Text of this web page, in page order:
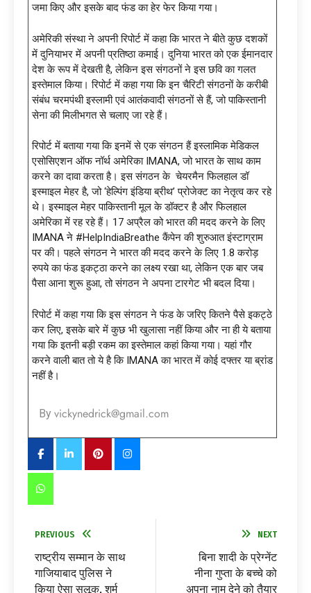
जमा किए और इसके बाद फंड का हेर फेर किया गया।
अमेरिकी संस्था ने अपनी रिपोर्ट में कहा कि भारत ने बीते कुछ दशकों
में दुनियाभर में अपनी प्रतिष्ठा कमाई। दुनिया भारत को एक ईमानदार
देश के रूप में देखती है, लेकिन इस संगठनों ने इस छवि का गलत
इस्तेमाल किया। रिपोर्ट में कहा गया कि इन चैरिटी संगठनों के करीबी
संबंध चरमपंथी इस्लामी एवं आतंकवादी संगठनों से हैं, जो पाकिस्तानी
सेना की मिलीभगत से चलाए जा रहे हैं।
रिपोर्ट में बताया गया कि इनमें से एक संगठन हैं इस्लामिक मेडिकल
एसोसिएशन ऑफ नॉर्थ अमेरिका IMANA, जो भारत के साथ काम
करने का दावा करता है। इस संगठन के चेयरमैन फिलहाल डॉ
इस्माइल मेहर है, जो ‘हेल्पिंग इंडिया ब्रीथ’ प्रोजेक्ट का नेतृत्व कर रहे
थे। इस्माइल मेहर पाकिस्तानी मूल के डॉक्टर है और फिलहाल
अमेरिका में रह रहे हैं। 17 अप्रैल को भारत की मदद करने के लिए
IMANA ने #HelpIndiaBreathe कैंपेन की शुरुआत इंस्टाग्राम
पर की। पहले संगठन ने भारत की मदद करने के लिए 1.8 करोड़
रुपये का फंड इकट्ठा करने का लक्ष्य रखा था, लेकिन एक बार जब
पैसा आना शुरू हुआ, तो संगठन ने अपना टारगेट भी बदल दिया।
रिपोर्ट में कहा गया कि इस संगठन ने फंड के जरिए कितने पैसे इकट्ठे
कर लिए, इसके बारे में कुछ भी खुलासा नहीं किया और ना ही ये बताया
गया कि इतनी बड़ी रकम का इस्तेमाल कहां किया गया। यहां गौर
करने वाली बात तो ये है कि IMANA का भारत में कोई दफ्तर या ब्रांड
नहीं है।
By vickynedrick@gmail.com
PREVIOUS
राष्ट्रीय सम्मान के साथ
गाजियाबाद पुलिस ने
किया ऐसा सुलूक, शर्म
NEXT
बिना शादी के प्रेग्नेंट
नीना गुप्ता के बच्चे को
अपना नाम देने को तैयार